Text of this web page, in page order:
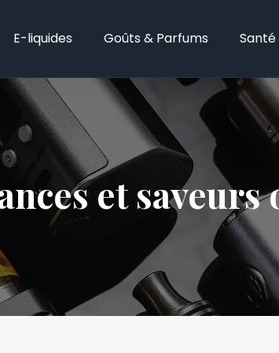
E-liquides Goûts & Parfums Santé
et saveurs